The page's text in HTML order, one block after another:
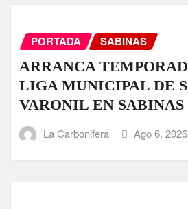
PORTADA SABINAS
ARRANCA
LIGA MUNICIPAL DE
VARONIL EN SABINAS
La Carbonifera Ago 6, 2026